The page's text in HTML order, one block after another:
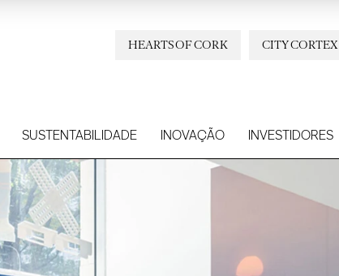
CITY CORTEX
HEARTS OF CORK
SUSTENTABILIDADE INOVAÇÃO INVESTIDORES